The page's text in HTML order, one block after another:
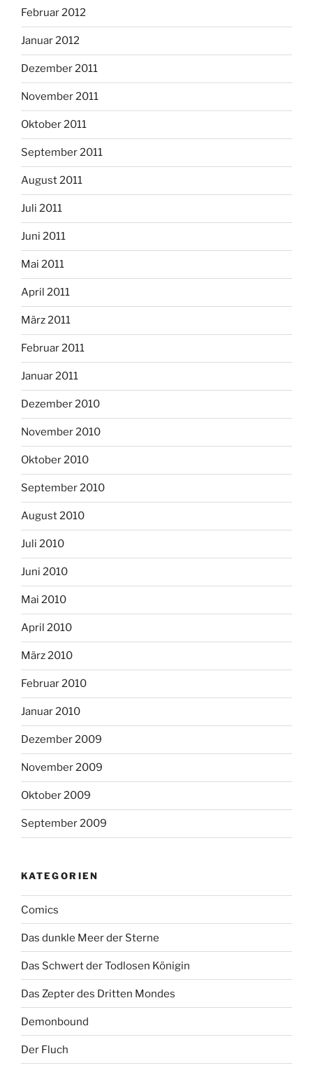
Februar 2012
Januar 2012
Dezember 2011
November 2011
Oktober 2011
September 2011
August 2011
Juli 2011
Juni 2011
Mai 2011
April 2011
März 2011
Februar 2011
Januar 2011
Dezember 2010
November 2010
Oktober 2010
September 2010
August 2010
Juli 2010
Juni 2010
Mai 2010
April 2010
März 2010
Februar 2010
Januar 2010
Dezember 2009
November 2009
Oktober 2009
September 2009
KATEGORIEN
Comics
Das dunkle Meer der Sterne
Das Schwert der Todlosen Königin
Das Zepter des Dritten Mondes
Demonbound
Der Fluch